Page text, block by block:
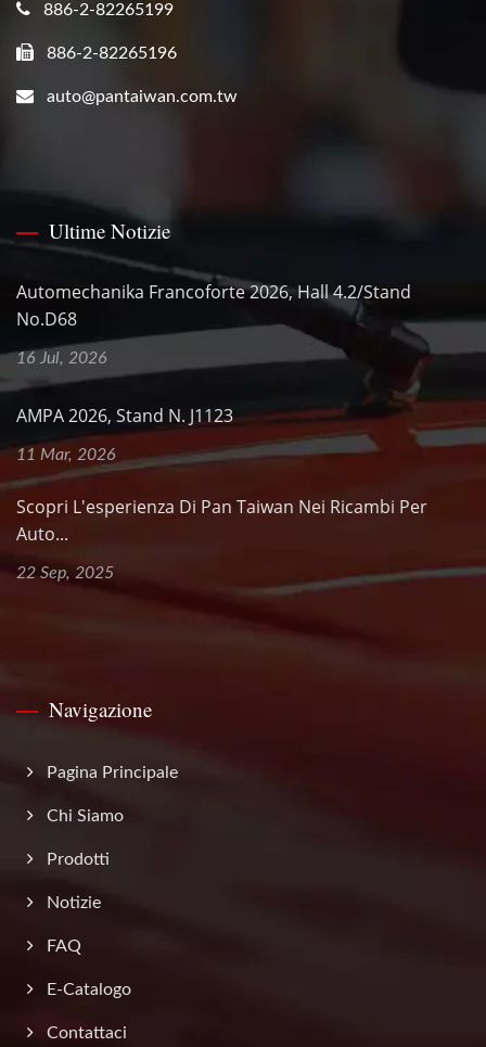
886-2-82265199
886-2-82265196
auto@pantaiwan.com.tw
Ultime Notizie
Automechanika Francoforte 2026, Hall 4.2/Stand
No.D68
16 Jul, 2026
AMPA 2026, Stand N. J1123
11 Mar, 2026
Scopri L'esperienza Di Pan Taiwan Nei Ricambi Per
Auto...
22 Sep, 2025
Navigazione
Pagina Principale
Chi Siamo
Prodotti
Notizie
FAQ
E-Catalogo
Contattaci